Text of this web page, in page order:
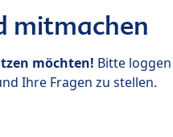
mitmachen
möchten! Bitte
Ihre Fragen zu stellen.